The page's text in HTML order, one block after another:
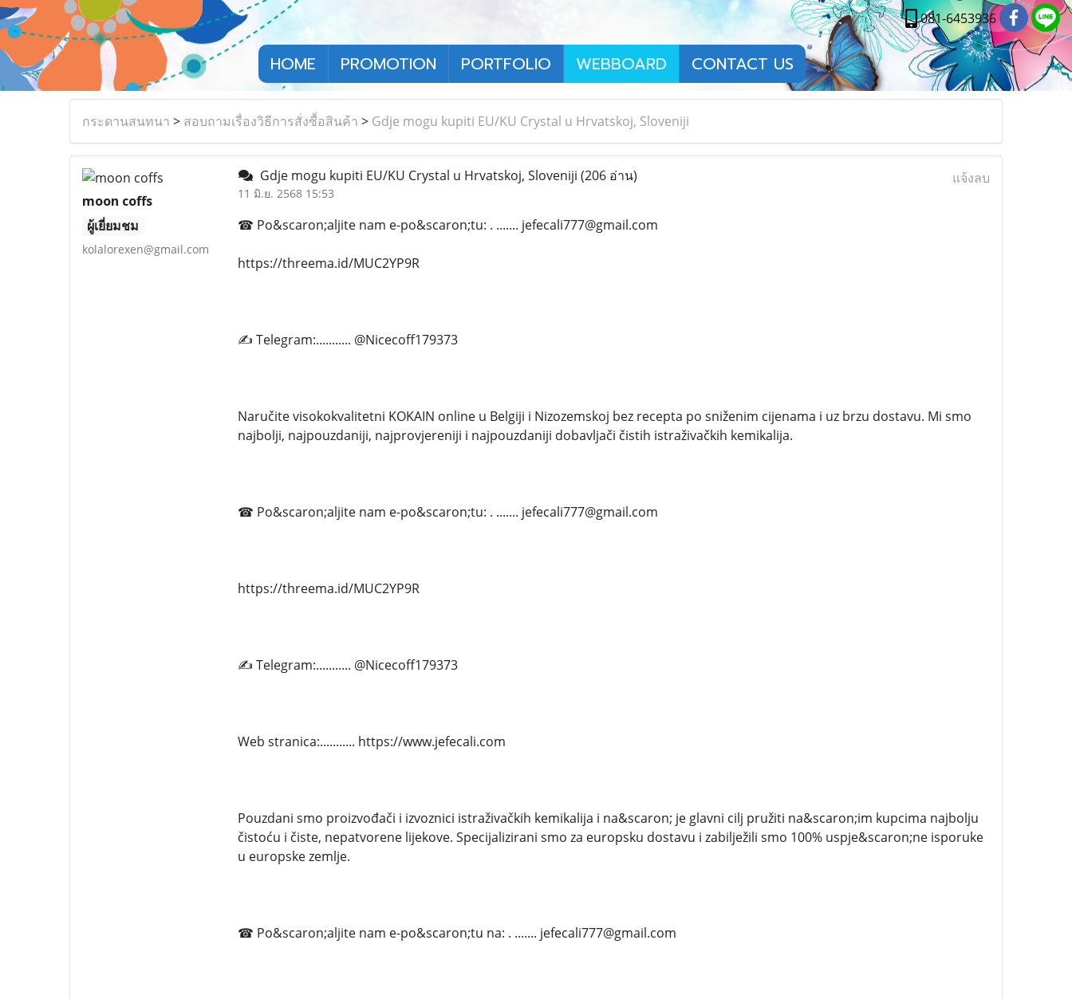
081-6453936
HOME PROMOTION PORTFOLIO WEBBOARD CONTACT US
กระดานสนทนา > สอบถามเรื่องวิธีการสั่งซื้อสินค้า > Gdje mogu kupiti EU/KU Crystal u Hrvatskoj, Sloveniji
moon coffs
ผู้เยี่ยมชม
kolalorexen@gmail.com
Gdje mogu kupiti EU/KU Crystal u Hrvatskoj, Sloveniji (206 อ่าน)
11 มิ.ย. 2568 15:53
แจ้งลบ
☎ Po&scaron;aljite nam e-po&scaron;tu: . ....... jefecali777@gmail.com
https://threema.id/MUC2YP9R
✍ Telegram:........... @Nicecoff179373
Naručite visokokvalitetni KOKAIN online u Belgiji i Nizozemskoj bez recepta po sniženim cijenama i uz brzu dostavu. Mi smo
najbolji, najpouzdaniji, najprovjereniji i najpouzdaniji dobavljači čistih istraživačkih kemikalija.
☎ Po&scaron;aljite nam e-po&scaron;tu: . ....... jefecali777@gmail.com
https://threema.id/MUC2YP9R
✍ Telegram:........... @Nicecoff179373
Web stranica:........... https://www.jefecali.com
Pouzdani smo proizvođači i izvoznici istraživačkih kemikalija i na&scaron; je glavni cilj pružiti na&scaron;im kupcima najbolju
čistoću i čiste, nepatvorene lijekove. Specijalizirani smo za europsku dostavu i zabilježili smo 100% uspje&scaron;ne isporuke
u europske zemlje.
☎ Po&scaron;aljite nam e-po&scaron;tu na: . ....... jefecali777@gmail.com